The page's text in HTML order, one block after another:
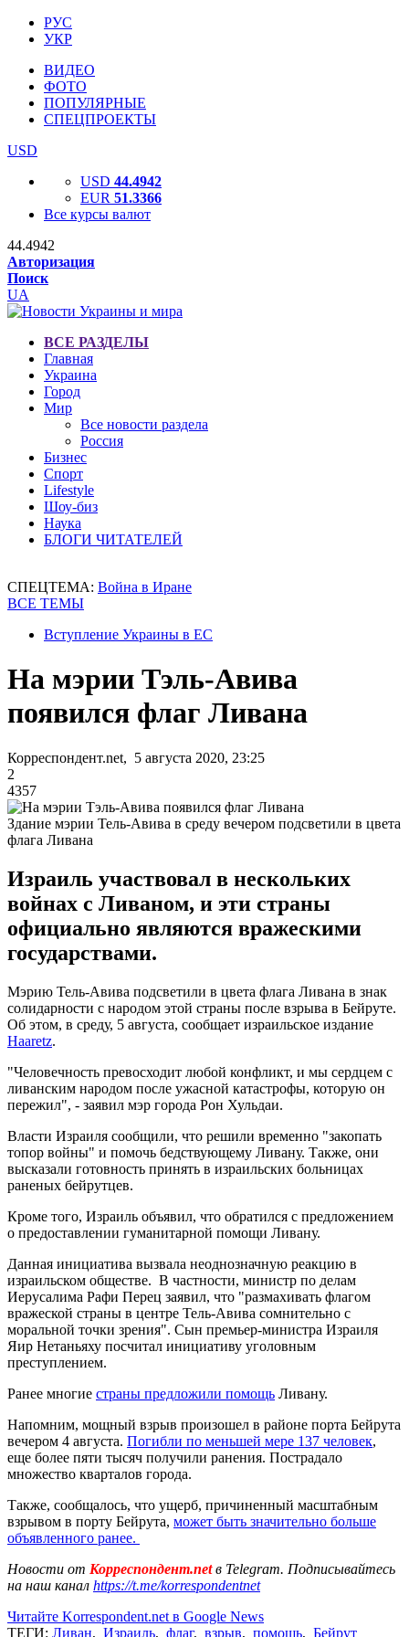
РУС
УКР
ВИДЕО
ФОТО
ПОПУЛЯРНЫЕ
СПЕЦПРОЕКТЫ
USD
USD 44.4942
EUR 51.3366
Все курсы валют
44.4942
Авторизация
Поиск
UA
ВСЕ РАЗДЕЛЫ
Главная
Украина
Город
Мир
Все новости раздела
Россия
Бизнес
Спорт
Lifestyle
Шоу-биз
Наука
БЛОГИ ЧИТАТЕЛЕЙ
СПЕЦТЕМА: Война в Иране
ВСЕ ТЕМЫ
Вступление Украины в ЕС
На мэрии Тэль-Авива
появился флаг Ливана
Корреспондент.net, 5 августа 2020, 23:25
2
4357
Здание мэрии Тель-Авива в среду вечером подсветили в цвета
флага Ливана
Израиль участвовал в нескольких
войнах с Ливаном, и эти страны
официально являются вражескими
государствами.
Мэрию Тель-Авива подсветили в цвета флага Ливана в знак
солидарности с народом этой страны после взрыва в Бейруте.
Об этом, в среду, 5 августа, сообщает израильское издание
Haaretz.
"Человечность превосходит любой конфликт, и мы сердцем с
ливанским народом после ужасной катастрофы, которую он
пережил", - заявил мэр города Рон Хульдаи.
Власти Израиля сообщили, что решили временно "закопать
топор войны" и помочь бедствующему Ливану. Также, они
высказали готовность принять в израильских больницах
раненых бейрутцев.
Кроме того, Израиль объявил, что обратился с предложением
о предоставлении гуманитарной помощи Ливану.
Данная инициатива вызвала неоднозначную реакцию в
израильском обществе. В частности, министр по делам
Иерусалима Рафи Перец заявил, что "размахивать флагом
вражеской страны в центре Тель-Авива сомнительно с
моральной точки зрения". Сын премьер-министра Израиля
Яир Нетаньяху посчитал инициативу уголовным
преступлением.
Ранее многие страны предложили помощь Ливану.
Напомним, мощный взрыв произошел в районе порта Бейрута
вечером 4 августа. Погибли по меньшей мере 137 человек,
еще более пяти тысяч получили ранения. Пострадало
множество кварталов города.
Также, сообщалось, что ущерб, причиненный масштабным
взрывом в порту Бейрута, может быть значительно больше
объявленного ранее.
Новости от Корреспондент.netв Telegram. Подписывайтесь
на наш канал https://t.me/korrespondentnet
Читайте Korrespondent.net в Google News
ТЕГИ: Ливан, Израиль, флаг, взрыв, помощь, Бейрут